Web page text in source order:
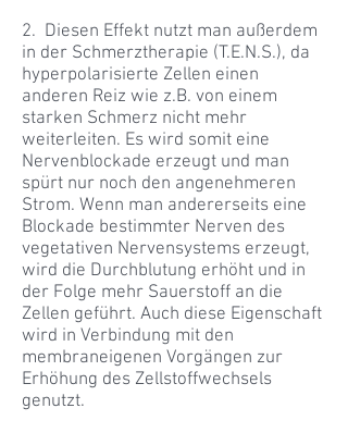
2. Diesen Effekt nutzt man außerdem
in der Schmerztherapie (T.E.N.S.), da
hyperpolarisierte Zellen einen
anderen Reiz wie z.B. von einem
starken Schmerz nicht mehr
weiterleiten. Es wird somit eine
Nervenblockade erzeugt und man
spürt nur noch den angenehmeren
Strom. Wenn man andererseits eine
Blockade bestimmter Nerven des
vegetativen Nervensystems erzeugt,
wird die Durchblutung erhöht und in
der Folge mehr Sauerstoff an die
Zellen geführt. Auch diese Eigenschaft
wird in Verbindung mit den
membraneigenen Vorgängen zur
Erhöhung des Zellstoffwechsels
genutzt.